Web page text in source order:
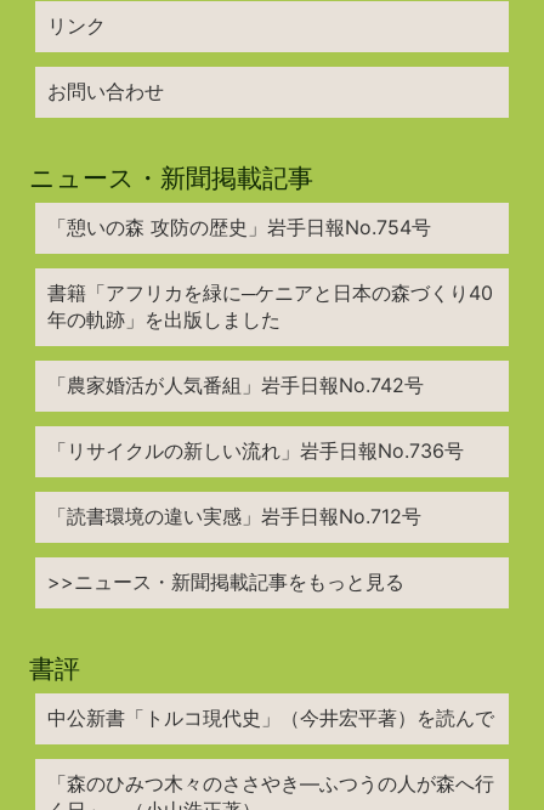
リンク
お問い合わせ
ニュース・新聞掲載記事
「憩いの森 攻防の歴史」岩手日報No.754号
書籍「アフリカを緑に─ケニアと日本の森づくり40
年の軌跡」を出版しました
「農家婚活が人気番組」岩手日報No.742号
「リサイクルの新しい流れ」岩手日報No.736号
「読書環境の違い実感」岩手日報No.712号
>>ニュース・新聞掲載記事をもっと見る
書評
中公新書「トルコ現代史」（今井宏平著）を読んで
「森のひみつ木々のささやき―ふつうの人が森へ行